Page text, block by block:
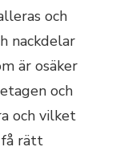
och
nackdelar
är osäker
och
och vilket
få rätt